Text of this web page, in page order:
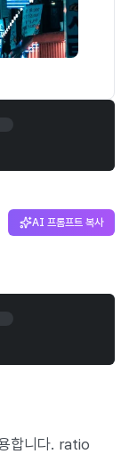
AI 프롬프트 복사
합니다. ratio